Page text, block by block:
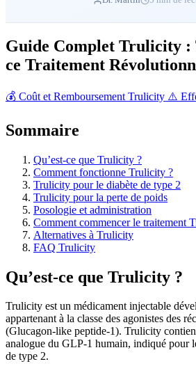
Guide Complet Trulicity :
ce Traitement
💰 Coût et Remboursement Trulicity ⚠️
Sommaire
Qu’est-ce que Trulicity ?
Comment fonctionne Trulicity ?
Trulicity pour le diabète de type 2
Trulicity pour la perte de poids
Posologie et administration
Comment commencer le traitement
Alternatives à Trulicity
FAQ Trulicity
Qu’est-ce que Trulicity ?
Trulicity est un médicament injectable
appartenant à la classe des agonistes des
(Glucagon-like peptide-1). Trulicity
analogue du GLP-1 humain, indiqué pour
de type 2.